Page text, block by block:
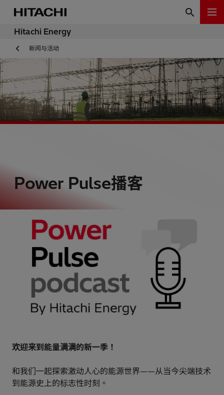
Hitachi Energy
新闻与活动
Power Pulse播客
欢迎来到能量满满的新一季！
和我们一起探索激动人心的能源世界——从当今尖端技术
到能源史上的标志性时刻。